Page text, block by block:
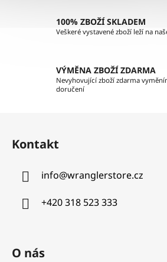
k
y
p
i
100% ZBOŽÍ SKLADEM
Veškeré vystavené zboží leží na
VÝMĚNA ZBOŽÍ ZDARMA
Nevyhovující zboží zdarma
doručení
Kontakt
info@wranglerstore.cz
+420 318 523 333
O nás